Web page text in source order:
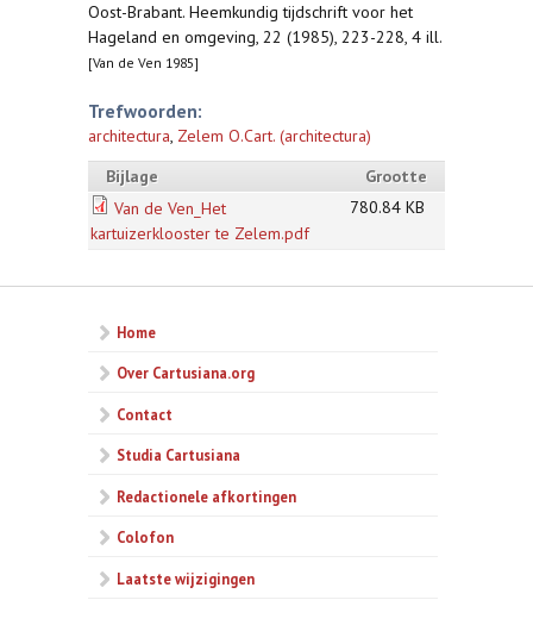
Oost-Brabant. Heemkundig tijdschrift voor het
Hageland en omgeving, 22 (1985), 223-228, 4 ill.
[Van de Ven 1985]
Trefwoorden:
architectura, Zelem O.Cart. (architectura)
Bijlage
Grootte
Van de Ven_Het
kartuizerklooster te Zelem.pdf
780.84 KB
Home
Over Cartusiana.org
Contact
Studia Cartusiana
Redactionele afkortingen
Colofon
Laatste wijzigingen